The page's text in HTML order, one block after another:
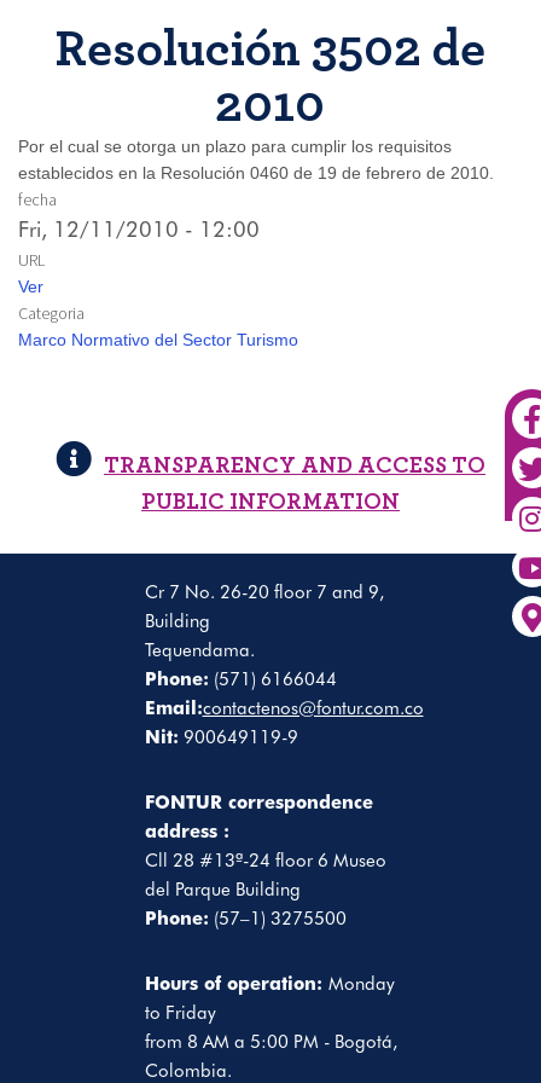
Resolución 3502 de
2010
Por el cual se otorga un plazo para cumplir los requisitos
establecidos en la Resolución 0460 de 19 de febrero de 2010.
fecha
Fri, 12/11/2010 - 12:00
URL
Ver
Categoria
Marco Normativo del Sector Turismo
TRANSPARENCY AND ACCESS TO
PUBLIC INFORMATION
Cr 7 No. 26-20 floor 7 and 9,
Building
Tequendama.
Phone: (571) 6166044
Email:contactenos@fontur.com.co
Nit: 900649119-9
FONTUR correspondence
address :
Cll 28 #13ª-24 floor 6 Museo
del Parque Building
Phone: (57–1) 3275500
Hours of operation: Monday
to Friday
from 8 AM a 5:00 PM - Bogotá,
Colombia.